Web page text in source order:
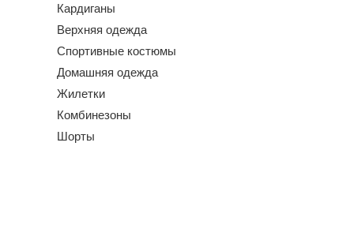
Кардиганы
Верхняя одежда
Спортивные костюмы
Домашняя одежда
Жилетки
Комбинезоны
Шорты